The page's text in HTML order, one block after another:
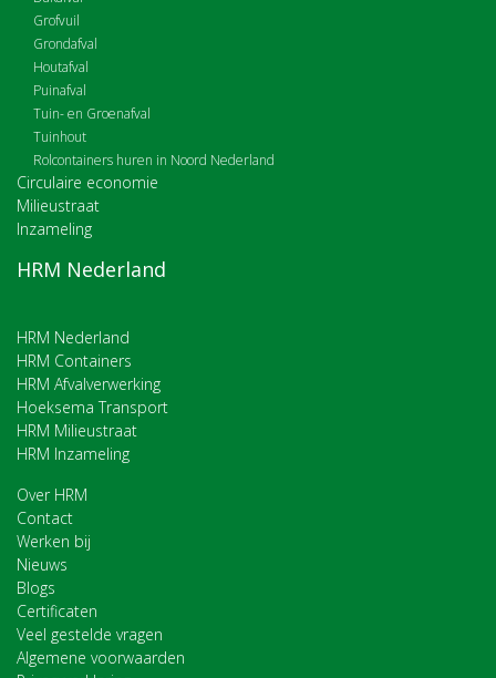
Grofvuil
Grondafval
Houtafval
Puinafval
Tuin- en Groenafval
Tuinhout
Rolcontainers huren in Noord Nederland
Circulaire economie
Milieustraat
Inzameling
HRM Nederland
HRM Nederland
HRM Containers
HRM Afvalverwerking
Hoeksema Transport
HRM Milieustraat
HRM Inzameling
Over HRM
Contact
Werken bij
Nieuws
Blogs
Certificaten
Veel gestelde vragen
Algemene voorwaarden